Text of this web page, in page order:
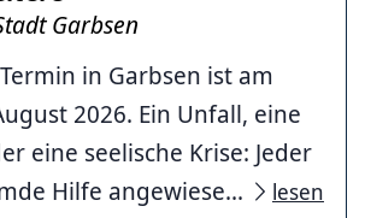
Garbsen
in Garbsen ist am
2026. Ein Unfall, eine
eine seelische Krise: Jeder
Hilfe angewiese...
lesen